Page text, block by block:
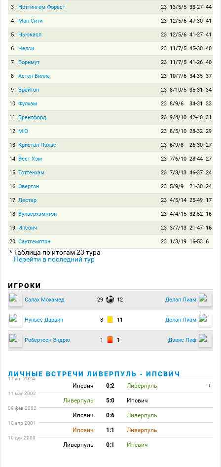
3 Ноттингем Форест 23 13/5/5 33-27 44
4 Ман Сити 23 12/5/6 47-30 41
5 Ньюкасл 23 12/5/6 41-27 41
6 Челси 23 11/7/5 45-30 40
7 Борнмут 23 11/7/5 41-26 40
8 Астон Вилла 23 10/7/6 34-35 37
9 Брайтон 23 8/10/5 35-31 34
10 Фулхэм 23 8/9/6 34-31 33
11 Брентфорд 23 9/4/10 42-40 31
12 МЮ 23 8/5/10 28-32 29
13 Кристал Пэлас 23 6/9/8 26-30 27
14 Вест Хэм 23 7/6/10 28-44 27
15 Тоттенхэм 23 7/3/13 46-37 24
16 Эвертон 23 5/9/9 21-30 24
17 Лестер 23 4/5/14 25-49 17
18 Вулверхэмптон 23 4/4/15 32-52 16
19 Ипсвич 23 3/7/13 21-47 16
20 Саутгемптон 23 1/3/19 16-53 6
* Таблица по итогам 23 тура
Перейти в последний тур
ИГРОКИ
Салах Мохамед 29 12 Делап Лиам
Нуньес Дарвин 8 11 Делап Лиам
Робертсон Эндрю 1 1 Дэвис Лиф
ЛИЧНЫЕ ВСТРЕЧИ ЛИВЕРПУЛЬ - ИПСВИЧ
17 авг 2024
Ипсвич 0:2 Ливерпуль
T
11 мая 2002
Ливерпуль 5:0 Ипсвич
09 фев 2002
Ипсвич 0:6 Ливерпуль
10 апр 2001
Ипсвич 1:1 Ливерпуль
10 дек 2000
Ливерпуль 0:1 Ипсвич